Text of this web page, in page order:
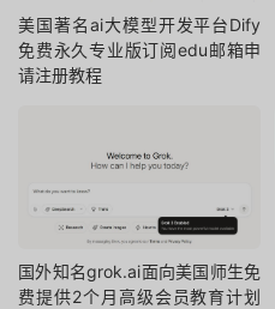
美国著名ai大模型开发平台Dify
免费永久专业版订阅edu邮箱申
请注册教程
国外知名grok.ai面向美国师生免
费提供2个月高级会员教育计划